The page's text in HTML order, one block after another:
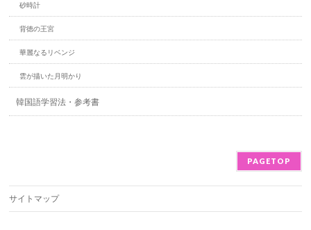
砂時計
背徳の王宮
華麗なるリベンジ
雲が描いた月明かり
韓国語学習法・参考書
PAGETOP
サイトマップ